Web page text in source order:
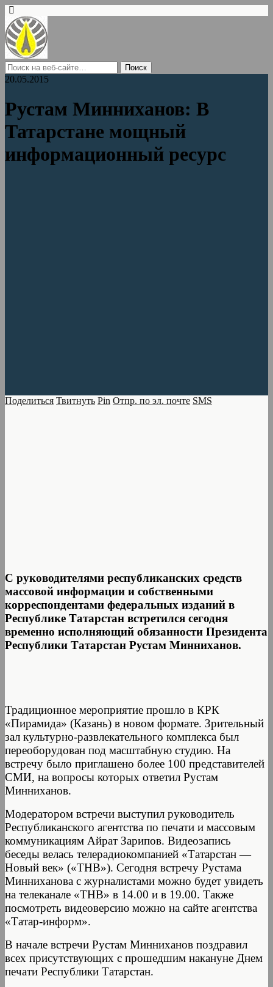
20.05.2015
Рустам Минниханов: В
Татарстане мощный
информационный ресурс
Поделиться Твитнуть Pin Отпр. по эл. почте SMS
С руководителями республиканских средств
массовой информации и собственными
корреспондентами федеральных изданий в
Республике Татарстан встретился сегодня
временно исполняющий обязанности Президента
Республики Татарстан Рустам Минниханов.
Традиционное мероприятие прошло в КРК
«Пирамида» (Казань) в новом формате. Зрительный
зал культурно-развлекательного комплекса был
переоборудован под масштабную студию. На
встречу было приглашено более 100 представителей
СМИ, на вопросы которых ответил Рустам
Минниханов.
Модератором встречи выступил руководитель
Республиканского агентства по печати и массовым
коммуникациям Айрат Зарипов. Видеозапись
беседы велась телерадиокомпанией «Татарстан —
Новый век» («ТНВ»). Сегодня встречу Рустама
Минниханова с журналистами можно будет увидеть
на телеканале «ТНВ» в 14.00 и в 19.00. Также
посмотреть видеоверсию можно на сайте агентства
«Татар-информ».
В начале встречи Рустам Минниханов поздравил
всех присутствующих с прошедшим накануне Днем
печати Республики Татарстан.